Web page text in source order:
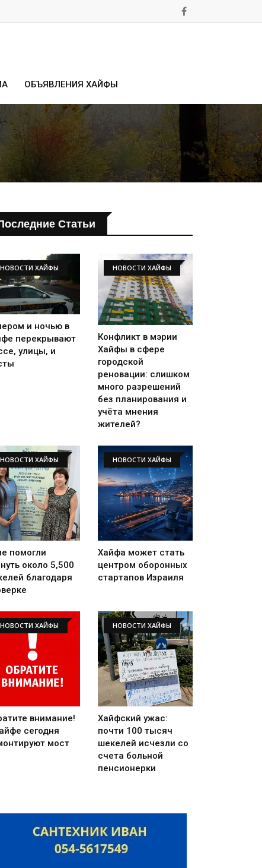
ОБЪЯВЛЕНИЯ ХАЙФЫ
Статьи
НОВОСТИ ХАЙФЫ
и ночью в
перекрывают
улицы, и
НОВОСТИ ХАЙФЫ
Конфликт в мэрии
Хайфы в сфере
городской
реновации: слишком
много разрешений
без планирования и
учёта мнения
жителей?
НОВОСТИ ХАЙФЫ
помогли
около 5,500
благодаря
НОВОСТИ ХАЙФЫ
Хайфа может стать
центром оборонных
стартапов Израиля
НОВОСТИ ХАЙФЫ
внимание!
сегодня
мост
НОВОСТИ ХАЙФЫ
Хайфский ужас:
почти 100 тысяч
шекелей исчезли со
счета больной
пенсионерки